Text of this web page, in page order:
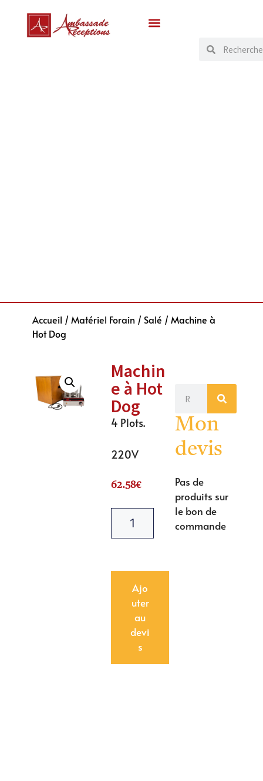
Accueil / Matériel Forain/ Salé / Machine à
Hot Dog
Machin
e à Hot
Dog
4 Plots.
220V
62.58€
Ajo
uter
au
devi
s
Mon
devis
Pas de
produits sur
le bon de
commande